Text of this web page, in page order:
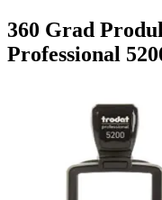
360 Grad
Professional